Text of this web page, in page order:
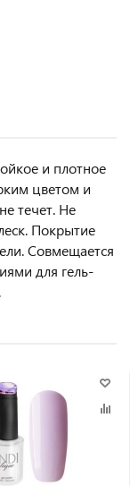
и плотное
цветом и
течет. Не
Покрытие
Совмещается
для гель-